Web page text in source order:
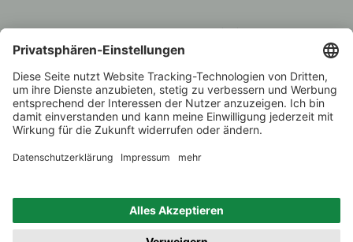
Alle Preise inkl. MwSt., zzgl. 5 €
60 € versand­kosten­
Beratung unter
1.000 Winzer –
Weinhändler
des Jahres 2022
Zurück